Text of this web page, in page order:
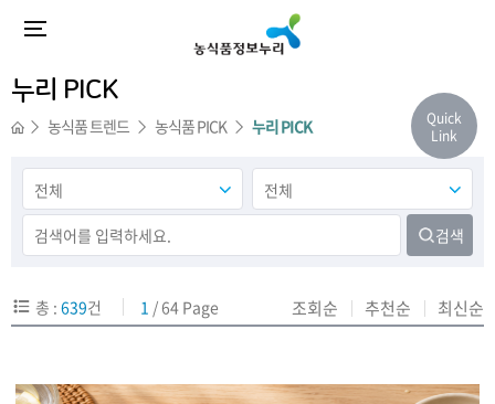
누리 PICK
농식품 트렌드 농식품 PICK 누리 PICK
검색
총 : 639건 1 / 64 Page 조회순 추천순 최신순
Quick
Link